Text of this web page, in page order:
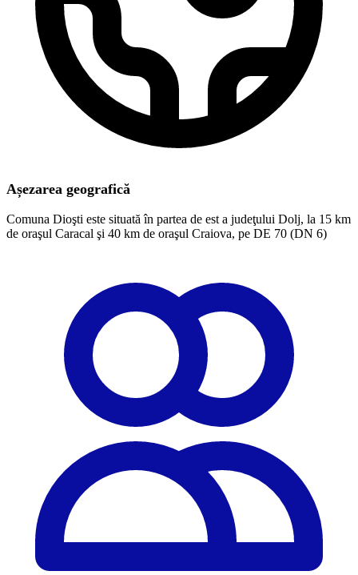
Așezarea geografică
Comuna Dioşti este situată în partea de est a judeţului Dolj, la 15 km
de oraşul Caracal şi 40 km de oraşul Craiova, pe DE 70 (DN 6)